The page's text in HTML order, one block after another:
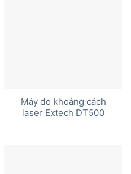
Máy đo khoảng cách
laser Extech DT500